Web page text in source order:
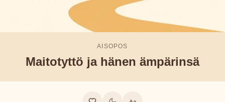
AISOPOS
Maitotyttö ja hänen ämpärinsä